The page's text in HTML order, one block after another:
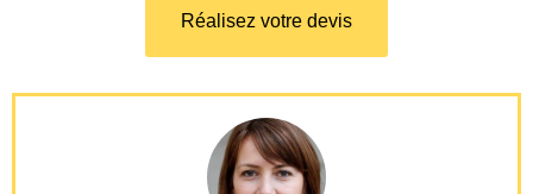
Réalisez votre devis